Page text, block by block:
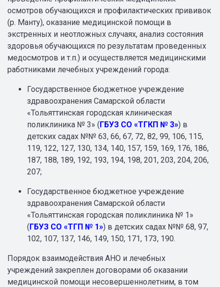
осмотров обучающихся и профилактических прививок
(р. Манту), оказание медицинской помощи в
экстренных и неотложных случаях, анализ состояния
здоровья обучающихся по результатам проведенных
медосмотров и т.п.) и осуществляется медицинскими
работниками лечебных учреждений города:
Государственное бюджетное учреждение
здравоохранения Самарской области
«Тольяттинская городская клиническая
поликлиника № 3» (ГБУЗ СО «ТГКП № 3») в
детских садах №№ 63, 66, 67, 72, 82, 99, 106, 115,
119, 122, 127, 130, 134, 140, 157, 159, 169, 176, 186,
187, 188, 189, 192, 193, 194, 198, 201, 203, 204, 206,
207;
Государственное бюджетное учреждение
здравоохранения Самарской области
«Тольяттинская городская поликлиника № 1»
(ГБУЗ СО «ТГП № 1») в детских садах №№ 68, 97,
102, 107, 137, 146, 149, 150, 171, 173, 190.
Порядок взаимодействия АНО и лечебных
учреждений закреплен договорами об оказании
медицинской помощи несовершеннолетним, в том